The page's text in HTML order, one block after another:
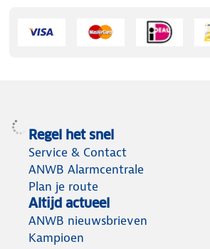
Regel het snel
Service & Contact
ANWB Alarmcentrale
Plan je route
Altijd actueel
ANWB nieuwsbrieven
Kampioen